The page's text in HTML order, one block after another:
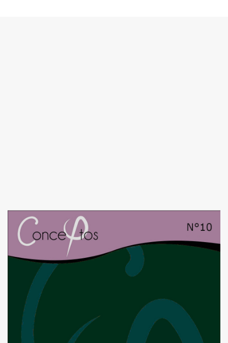
Image de couverture